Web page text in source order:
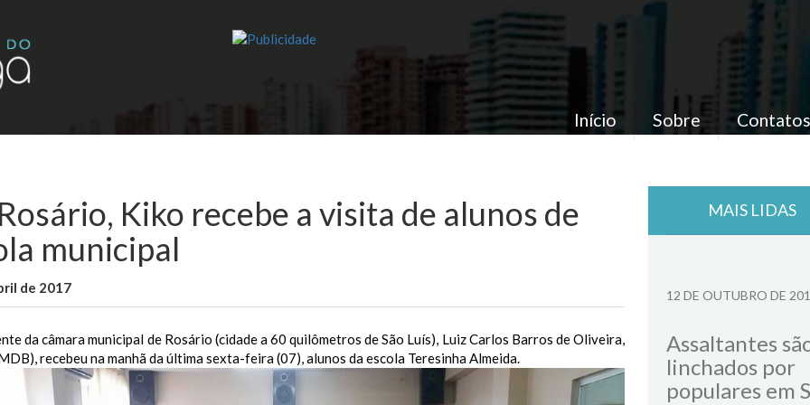
Início Sobre Contatos
Kiko recebe a visita de alunos de
municipal
de 2017
da câmara municipal de Rosário (cidade a 60 quilômetros de São Luís), Luiz Carlos Barros de Oliveira,
recebeu na manhã da última sexta-feira (07), alunos da escola Teresinha Almeida.
MAIS LIDAS
12 DE OUTUBRO DE
Assaltantes
linchados por
populares em